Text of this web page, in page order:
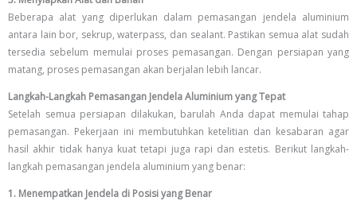
Beberapa alat yang diperlukan dalam pemasangan jendela aluminium
antara lain bor, sekrup, waterpass, dan sealant. Pastikan semua alat sudah
tersedia sebelum memulai proses pemasangan. Dengan persiapan yang
matang, proses pemasangan akan berjalan lebih lancar.
Langkah-Langkah Pemasangan Jendela Aluminium yang Tepat
Setelah semua persiapan dilakukan, barulah Anda dapat memulai tahap
pemasangan. Pekerjaan ini membutuhkan ketelitian dan kesabaran agar
hasil akhir tidak hanya kuat tetapi juga rapi dan estetis. Berikut langkah-
langkah pemasangan jendela aluminium yang benar:
1. Menempatkan Jendela di Posisi yang Benar